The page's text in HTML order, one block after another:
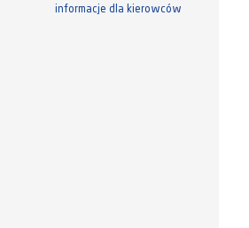
informacje dla kierowców